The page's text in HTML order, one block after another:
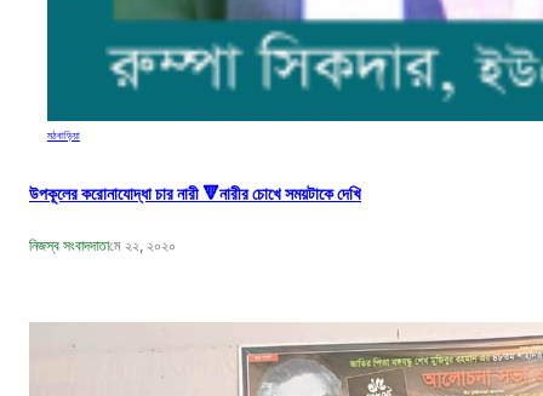
মঠবাড়িয়া
উপকূলের করোনাযোদ্ধা চার নারী 🔻নারীর চোখে সময়টাকে দেখি
নিজস্ব সংবাদদাতামে ২২, ২০২০